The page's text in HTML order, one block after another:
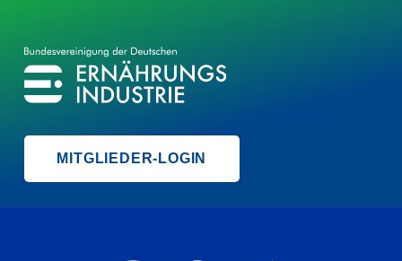
BVE
BUNDESVEREINIGUNG DER ERNÄHRUNGSINDUSTRIE
MITGLIEDER-LOGIN